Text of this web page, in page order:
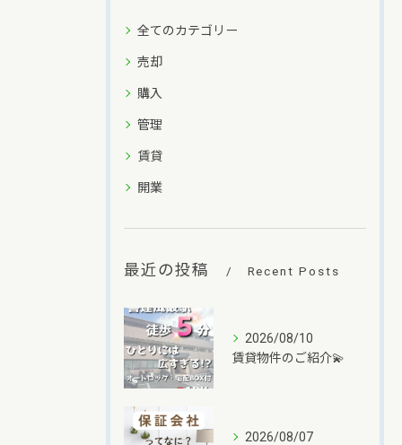
全てのカテゴリー
売却
購入
管理
賃貸
開業
最近の投稿 Recent Posts
2026/08/10
賃貸物件のご紹介💫
2026/08/07